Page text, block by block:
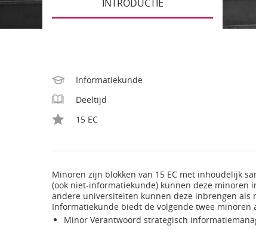
INTRODUCTIE
Informatiekunde
Deeltijd
15 EC
Minoren zijn blokken van 15 EC met inhoudelijk
(ook niet-informatiekunde) kunnen deze minoren
andere universiteiten kunnen deze inbrengen als
Informatiekunde biedt de volgende twee minoren
Minor Verantwoord strategisch